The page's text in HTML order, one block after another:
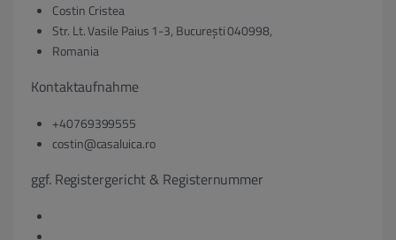
Costin Cristea
Str. Lt. Vasile Paius 1-3, București 040998,
Romania
Kontaktaufnahme
+40769399555
costin@casaluica.ro
ggf. Registergericht & Registernummer